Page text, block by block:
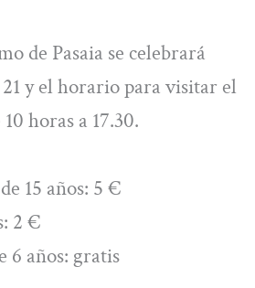
de Pasaia se celebrará
y el horario para visitar el
horas a 17.30.
15 años: 5 €
2 €
6 años: gratis